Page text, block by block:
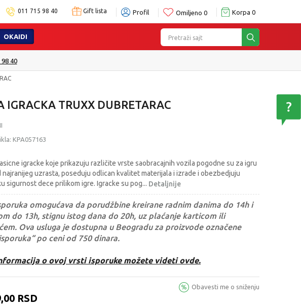
011 715 98 40 Gift lista Profil Omiljeno 0 Korpa 0
Pretraži sajt
OKAIDI
40
IGRACKA TRUXX DUBRETARAC
KPA057163
igracke koje prikazuju različite vrste saobracajnih vozila pogodne su za igru
najranijeg uzrasta, poseduju odlican kvalitet materijala i izrade i obezbedjuju
sigurnost dece prilikom igre. Igracke su pog... Detaljnije
omogućava da porudžbine kreirane radnim danima do 14h i
do 13h, stignu istog dana do 20h, uz plaćanje karticom ili
Ova usluga je dostupna u Beogradu za proizvode označene
po ceni od 750 dinara.
o ovoj vrsti isporuke možete videti ovde.
RSD
Obavesti me o sniženju